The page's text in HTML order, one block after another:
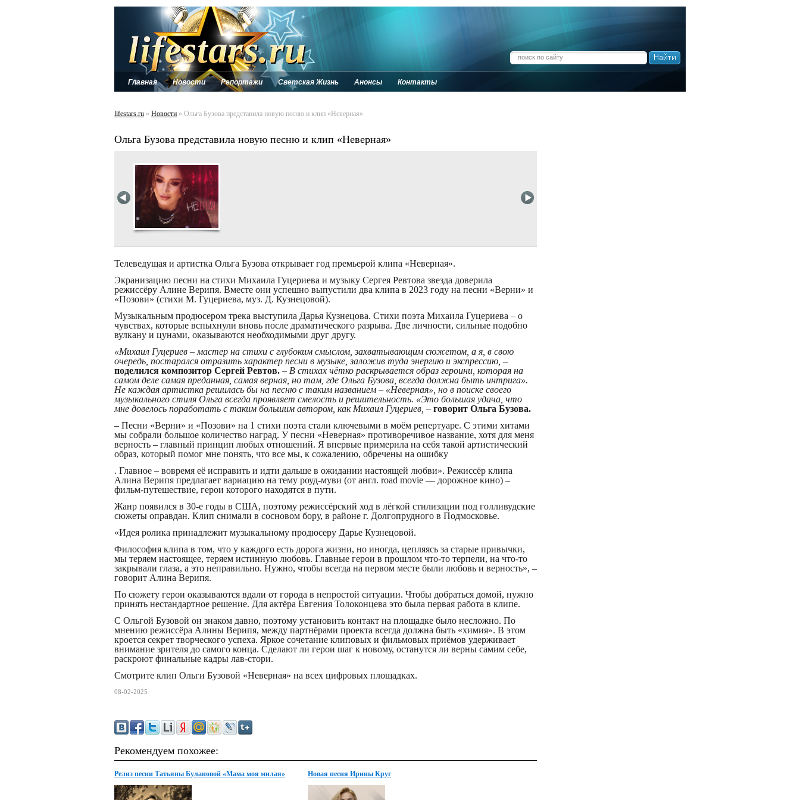
Главная Новости Репортажи Светская Жизнь Анонсы Контакты
lifestars.ru » Новости » Ольга Бузова представила новую песню и клип «Неверная»
Ольга Бузова представила новую песню и клип «Неверная»
Телеведущая и артистка Ольга Бузова открывает год премьерой клипа «Неверная».
Экранизацию песни на стихи Михаила Гуцериева и музыку Сергея Ревтова звезда доверила
режиссёру Алине Верипя. Вместе они успешно выпустили два клипа в 2023 году на песни «Верни» и
«Позови» (стихи М. Гуцериева, муз. Д. Кузнецовой).
Музыкальным продюсером трека выступила Дарья Кузнецова. Стихи поэта Михаила Гуцериева – о
чувствах, которые вспыхнули вновь после драматического разрыва. Две личности, сильные подобно
вулкану и цунами, оказываются необходимыми друг другу.
«Михаил Гуцериев – мастер на стихи с глубоким смыслом, захватывающим сюжетом, а я, в свою
очередь, постарался отразить характер песни в музыке, заложив туда энергию и экспрессию, –
поделился композитор Сергей Ревтов. – В стихах чётко раскрывается образ героини, которая на
самом деле самая преданная, самая верная, но там, где Ольга Бузова, всегда должна быть интрига».
Не каждая артистка решилась бы на песню с таким названием – «Неверная», но в поиске своего
музыкального стиля Ольга всегда проявляет смелость и решительность. «Это большая удача, что
мне довелось поработать с таким большим автором, как Михаил Гуцериев, – говорит Ольга Бузова.
– Песни «Верни» и «Позови» на 1 стихи поэта стали ключевыми в моём репертуаре. С этими хитами
мы собрали большое количество наград. У песни «Неверная» противоречивое название, хотя для меня
верность – главный принцип любых отношений. Я впервые примерила на себя такой артистический
образ, который помог мне понять, что все мы, к сожалению, обречены на ошибку
. Главное – вовремя её исправить и идти дальше в ожидании настоящей любви». Режиссёр клипа
Алина Верипя предлагает вариацию на тему роуд-муви (от англ. road movie — дорожное кино) –
фильм-путешествие, герои которого находятся в пути.
Жанр появился в 30-е годы в США, поэтому режиссёрский ход в лёгкой стилизации под голливудские
сюжеты оправдан. Клип снимали в сосновом бору, в районе г. Долгопрудного в Подмосковье.
«Идея ролика принадлежит музыкальному продюсеру Дарье Кузнецовой.
Философия клипа в том, что у каждого есть дорога жизни, но иногда, цепляясь за старые привычки,
мы теряем настоящее, теряем истинную любовь. Главные герои в прошлом что-то терпели, на что-то
закрывали глаза, а это неправильно. Нужно, чтобы всегда на первом месте были любовь и верность», –
говорит Алина Верипя.
По сюжету герои оказываются вдали от города в непростой ситуации. Чтобы добраться домой, нужно
принять нестандартное решение. Для актёра Евгения Толоконцева это была первая работа в клипе.
С Ольгой Бузовой он знаком давно, поэтому установить контакт на площадке было несложно. По
мнению режиссёра Алины Верипя, между партнёрами проекта всегда должна быть «химия». В этом
кроется секрет творческого успеха. Яркое сочетание клиповых и фильмовых приёмов удерживает
внимание зрителя до самого конца. Сделают ли герои шаг к новому, останутся ли верны самим себе,
раскроют финальные кадры лав-стори.
Смотрите клип Ольги Бузовой «Неверная» на всех цифровых площадках.
08-02-2025
Рекомендуем похожее:
Релиз песни Татьяны Булановой «Мама моя милая» Новая песня Ирины Круг